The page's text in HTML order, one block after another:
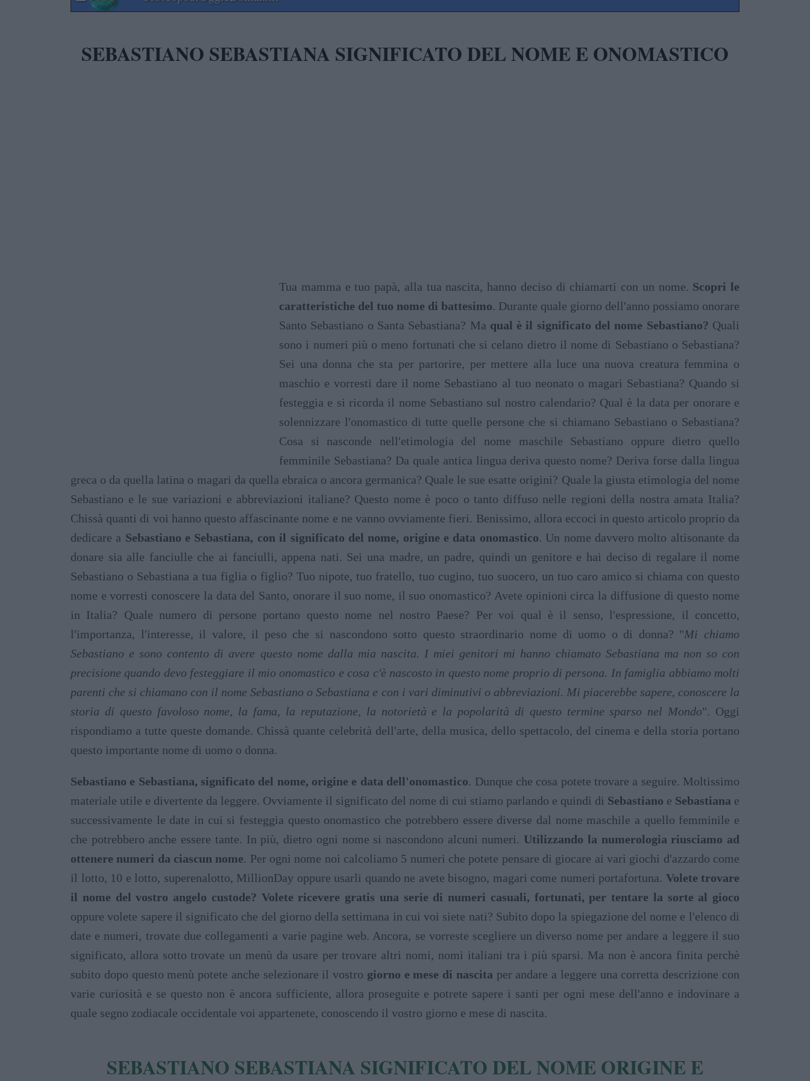
SEBASTIANO SEBASTIANA SIGNIFICATO DEL NOME E ONOMASTICO
Tua mamma e tuo papà, alla tua nascita, hanno deciso di chiamarti con un nome. Scopri le
caratteristiche del tuo nome di battesimo. Durante quale giorno dell'anno possiamo onorare
Santo Sebastiano o Santa Sebastiana? Ma qual è il significato del nome Sebastiano? Quali
sono i numeri più o meno fortunati che si celano dietro il nome di Sebastiano o Sebastiana?
Sei una donna che sta per partorire, per mettere alla luce una nuova creatura femmina o
maschio e vorresti dare il nome Sebastiano al tuo neonato o magari Sebastiana? Quando si
festeggia e si ricorda il nome Sebastiano sul nostro calendario? Qual è la data per onorare e
solennizzare l'onomastico di tutte quelle persone che si chiamano Sebastiano o Sebastiana?
Cosa si nasconde nell'etimologia del nome maschile Sebastiano oppure dietro quello
femminile Sebastiana? Da quale antica lingua deriva questo nome? Deriva forse dalla lingua
greca o da quella latina o magari da quella ebraica o ancora germanica? Quale le sue esatte origini? Quale la giusta etimologia del nome
Sebastiano e le sue variazioni e abbreviazioni italiane? Questo nome è poco o tanto diffuso nelle regioni della nostra amata Italia?
Chissà quanti di voi hanno questo affascinante nome e ne vanno ovviamente fieri. Benissimo, allora eccoci in questo articolo proprio da
dedicare a Sebastiano e Sebastiana, con il significato del nome, origine e data onomastico. Un nome davvero molto altisonante da
donare sia alle fanciulle che ai fanciulli, appena nati. Sei una madre, un padre, quindi un genitore e hai deciso di regalare il nome
Sebastiano o Sebastiana a tua figlia o figlio? Tuo nipote, tuo fratello, tuo cugino, tuo suocero, un tuo caro amico si chiama con questo
nome e vorresti conoscere la data del Santo, onorare il suo nome, il suo onomastico? Avete opinioni circa la diffusione di questo nome
in Italia? Quale numero di persone portano questo nome nel nostro Paese? Per voi qual è il senso, l'espressione, il concetto,
l'importanza, l'interesse, il valore, il peso che si nascondono sotto questo straordinario nome di uomo o di donna? "Mi chiamo
Sebastiano e sono contento di avere questo nome dalla mia nascita. I miei genitori mi hanno chiamato Sebastiana ma non so con
precisione quando devo festeggiare il mio onomastico e cosa c'è nascosto in questo nome proprio di persona. In famiglia abbiamo molti
parenti che si chiamano con il nome Sebastiano o Sebastiana e con i vari diminutivi o abbreviazioni. Mi piacerebbe sapere, conoscere la
storia di questo favoloso nome, la fama, la reputazione, la notorietà e la popolarità di questo termine sparso nel Mondo". Oggi
rispondiamo a tutte queste domande. Chissà quante celebrità dell'arte, della musica, dello spettacolo, del cinema e della storia portano
questo importante nome di uomo o donna.
Sebastiano e Sebastiana, significato del nome, origine e data dell'onomastico. Dunque che cosa potete trovare a seguire. Moltissimo
materiale utile e divertente da leggere. Ovviamente il significato del nome di cui stiamo parlando e quindi di Sebastiano e Sebastiana e
successivamente le date in cui si festeggia questo onomastico che potrebbero essere diverse dal nome maschile a quello femminile e
che potrebbero anche essere tante. In più, dietro ogni nome si nascondono alcuni numeri. Utilizzando la numerologia riusciamo ad
ottenere numeri da ciascun nome. Per ogni nome noi calcoliamo 5 numeri che potete pensare di giocare ai vari giochi d'azzardo come
il lotto, 10 e lotto, superenalotto, MillionDay oppure usarli quando ne avete bisogno, magari come numeri portafortuna. Volete trovare
il nome del vostro angelo custode? Volete ricevere gratis una serie di numeri casuali, fortunati, per tentare la sorte al gioco
oppure volete sapere il significato che del giorno della settimana in cui voi siete nati? Subito dopo la spiegazione del nome e l'elenco di
date e numeri, trovate due collegamenti a varie pagine web. Ancora, se vorreste scegliere un diverso nome per andare a leggere il suo
significato, allora sotto trovate un menù da usare per trovare altri nomi, nomi italiani tra i più sparsi. Ma non è ancora finita perchè
subito dopo questo menù potete anche selezionare il vostro giorno e mese di nascita per andare a leggere una corretta descrizione con
varie curiosità e se questo non è ancora sufficiente, allora proseguite e potrete sapere i santi per ogni mese dell'anno e indovinare a
quale segno zodiacale occidentale voi appartenete, conoscendo il vostro giorno e mese di nascita.
SEBASTIANO SEBASTIANA SIGNIFICATO DEL NOME ORIGINE E